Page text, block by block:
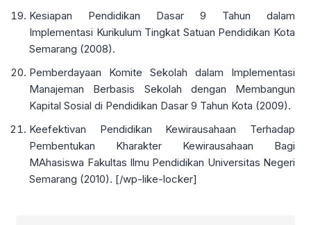
Kesiapan Pendidikan Dasar 9 Tahun dalam
Implementasi Kurikulum Tingkat Satuan Pendidikan Kota
Semarang (2008).
Pemberdayaan Komite Sekolah dalam Implementasi
Manajeman Berbasis Sekolah dengan Membangun
Kapital Sosial di Pendidikan Dasar 9 Tahun Kota (2009).
Keefektivan Pendidikan Kewirausahaan Terhadap
Pembentukan Kharakter Kewirausahaan Bagi
MAhasiswa Fakultas Ilmu Pendidikan Universitas Negeri
Semarang (2010). [/wp-like-locker]